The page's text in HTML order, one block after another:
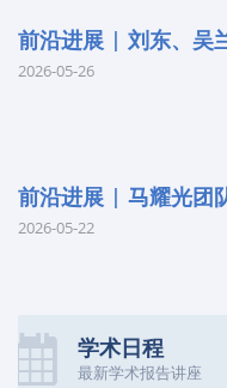
前沿进展 | 刘东、吴
2026-05-26
前沿进展 | 马耀光团
2026-05-22
学术日程
最新学术报告讲座